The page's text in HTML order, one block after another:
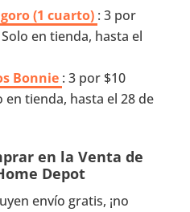
(1 cuarto) : 3 por
en tienda, hasta el
Bonnie : 3 por $10
en tienda, hasta el 28 de
en la Venta de
Depot
envío gratis, ¡no